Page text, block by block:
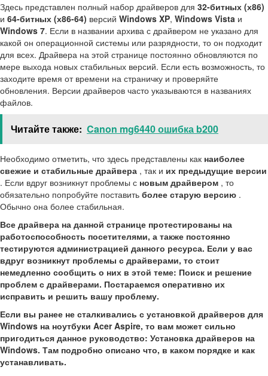
Здесь представлен полный набор драйверов для 32-битных (х86)
и 64-битных (х86-64) версий Windows XP, Windows Vista и
Windows 7. Если в названии архива с драйвером не указано для
какой он операционной системы или разрядности, то он подходит
для всех. Драйвера на этой странице постоянно обновляются по
мере выхода новых стабильных версий. Если есть возможность, то
заходите время от времени на страничку и проверяйте
обновления. Версии драйверов часто указываются в названиях
файлов.
Читайте также: Canon mg6440 ошибка b200
Необходимо отметить, что здесь представлены как наиболее
свежие и стабильные драйвера , так и их предыдущие версии
. Если вдруг возникнут проблемы с новым драйвером , то
обязательно попробуйте поставить более старую версию .
Обычно она более стабильная.
Все драйвера на данной странице протестированы на
работоспособность посетителями, а также постоянно
тестируются администрацией данного ресурса. Если у вас
вдруг возникнут проблемы с драйверами, то стоит
немедленно сообщить о них в этой теме: Поиск и решение
проблем с драйверами. Постараемся оперативно их
исправить и решить вашу проблему.
Если вы ранее не сталкивались с установкой драйверов для
Windows на ноутбуки Acer Aspire, то вам может сильно
пригодиться данное руководство: Установка драйверов на
Windows. Там подробно описано что, в каком порядке и как
устанавливать.